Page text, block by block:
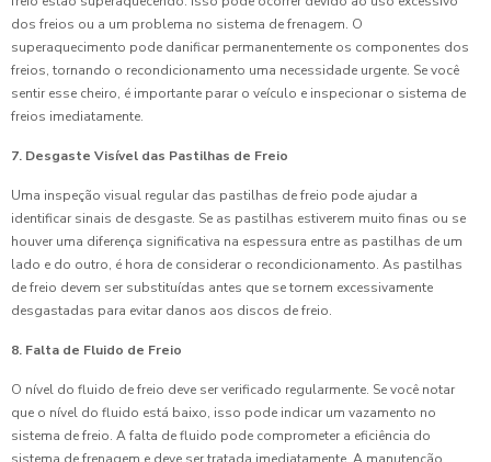
dos freios ou a um problema no sistema de frenagem. O
superaquecimento pode danificar permanentemente os componentes dos
freios, tornando o recondicionamento uma necessidade urgente. Se você
sentir esse cheiro, é importante parar o veículo e inspecionar o sistema de
freios imediatamente.
7. Desgaste Visível das Pastilhas de Freio
Uma inspeção visual regular das pastilhas de freio pode ajudar a
identificar sinais de desgaste. Se as pastilhas estiverem muito finas ou se
houver uma diferença significativa na espessura entre as pastilhas de um
lado e do outro, é hora de considerar o recondicionamento. As pastilhas
de freio devem ser substituídas antes que se tornem excessivamente
desgastadas para evitar danos aos discos de freio.
8. Falta de Fluido de Freio
O nível do fluido de freio deve ser verificado regularmente. Se você notar
que o nível do fluido está baixo, isso pode indicar um vazamento no
sistema de freio. A falta de fluido pode comprometer a eficiência do